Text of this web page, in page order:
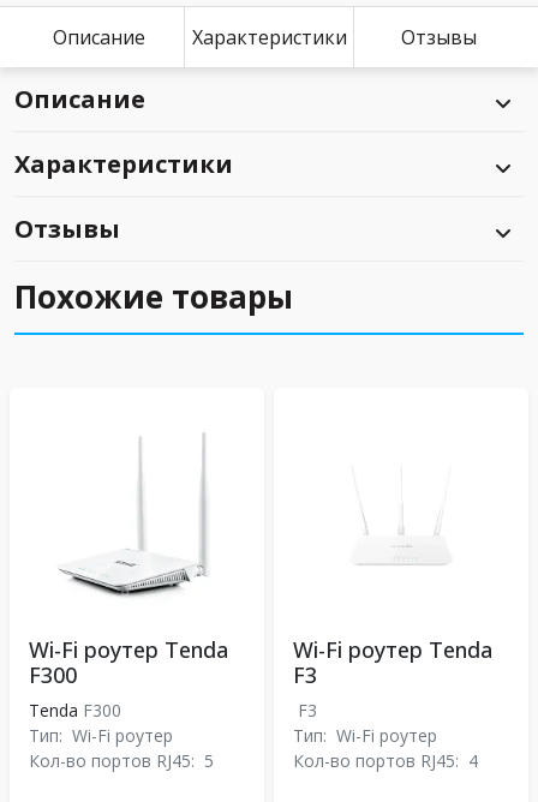
Описание Характеристики Отзывы
Описание
Характеристики
Отзывы
Похожие товары
Wi-Fi роутер Tenda
F300
Tenda F300
Тип: Wi-Fi роутер
Кол-во портов RJ45: 5
Wi-Fi роутер Tenda
F3
F3
Тип: Wi-Fi роутер
Кол-во портов RJ45: 4